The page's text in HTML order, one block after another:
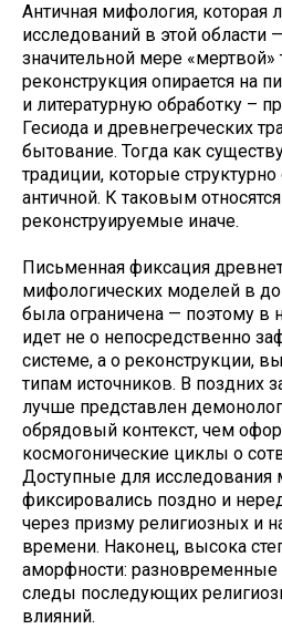
Античная мифология, которая
исследований в этой области
значительной мере «мертвой»
реконструкция опирается на
и литературную обработку –
Гесиода и древнегреческих
бытование. Тогда как
традиции, которые структурно
античной. К таковым
реконструируемые иначе.
Письменная фиксация
мифологических моделей в
была ограничена — поэтому в
идет не о непосредственно
системе, а о реконструкции,
типам источников. В поздних
лучше представлен
обрядовый контекст, чем
космогонические циклы о
Доступные для исследования
фиксировались поздно и
через призму религиозных и
времени. Наконец, высока
аморфности: разновременные
следы последующих
влияний.